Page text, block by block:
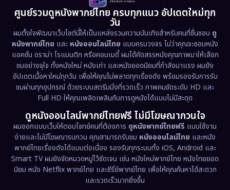
Disaster (13)
Disney+ (5)
Documentary สารคดี (93)
Drama ดราม่า (1,460)
Dystopian (17)
Emotional (61)
Epic มหากาพย์ (218)
Erotic (36)
1978
1974
1962
ศูนย์รวมดูหนังพากย์ไทย ครบทุกแนว อัปเดตใหม่ทุก
วัน
ผมตั้งใจพัฒนาเว็บไซต์นี้ให้เป็นแหล่งรวมความบันเทิงสำหรับคนที่ชื่นชอบ ดู
หนังพากย์ไทย และ หนังออนไลน์ไทย แบบครบวงจร ไม่ว่าคุณจะชอบหนัง
แอคชั่น ดราม่า โรแมนติก หรือคอมเมดี้ ผมได้คัดสรรหนังคุณภาพมาให้เลือก
ชมอย่างจุใจ ทั้งหนังใหม่ หนังเก่า และหนังยอดนิยมที่กำลังมาแรง ผมยัง
อัปเดตเนื้อหาใหม่ทุกวัน เพื่อให้คุณไม่พลาดทุกเรื่องดัง พร้อมรองรับการรับ
ชมผ่านทุกอุปกรณ์ ด้วยระบบสตรีมมิ่งที่รวดเร็ว ภาพคมชัดระดับ HD และ
Full HD ให้คุณเพลิดเพลินกับการดูหนังได้แบบไม่มีสะดุด
ดูหนังออนไลน์พากย์ไทยฟรี ไม่มีโฆษณากวนใจ
ผมออกแบบเว็บให้ตอบโจทย์คนที่ต้องการ ดูหนังพากย์ไทยฟรี แบบใช้งาน
ง่ายและไม่มีโฆษณารบกวน คุณสามารถรับชม หนังออนไลน์ไทย และหนัง
พากย์ไทยเรื่องดังได้แบบต่อเนื่อง รองรับทุกระบบทั้ง iOS, Android และ
Smart TV ผมยังจัดหมวดหมู่ไว้ชัดเจน เช่น หนังใหม่พากย์ไทย หนังไทยยอด
นิยม หนัง Netflix พากย์ไทย และซีรี่ย์พากย์ไทย เพื่อให้คุณค้นหาได้สะดวก
และรวดเร็วมากยิ่งขึ้น